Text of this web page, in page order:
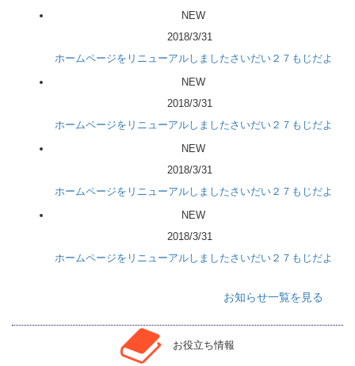
NEW
2018/3/31
ホームページをリニューアルしましたさいだい２７もじだよ
NEW
2018/3/31
ホームページをリニューアルしましたさいだい２７もじだよ
NEW
2018/3/31
ホームページをリニューアルしましたさいだい２７もじだよ
NEW
2018/3/31
ホームページをリニューアルしましたさいだい２７もじだよ
お知らせ一覧を見る
お役立ち情報